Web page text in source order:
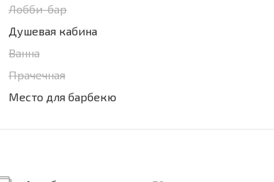
Лобби-бар
Душевая кабина
Ванна
Прачечная
Место для барбекю